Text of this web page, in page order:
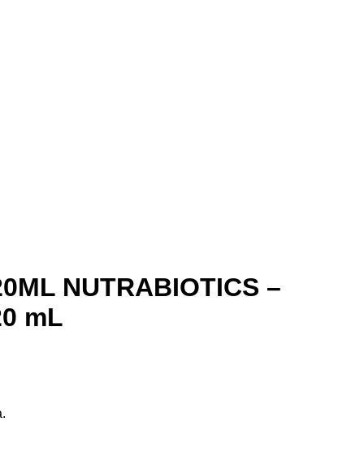
NUTRABIOTICS –
mL